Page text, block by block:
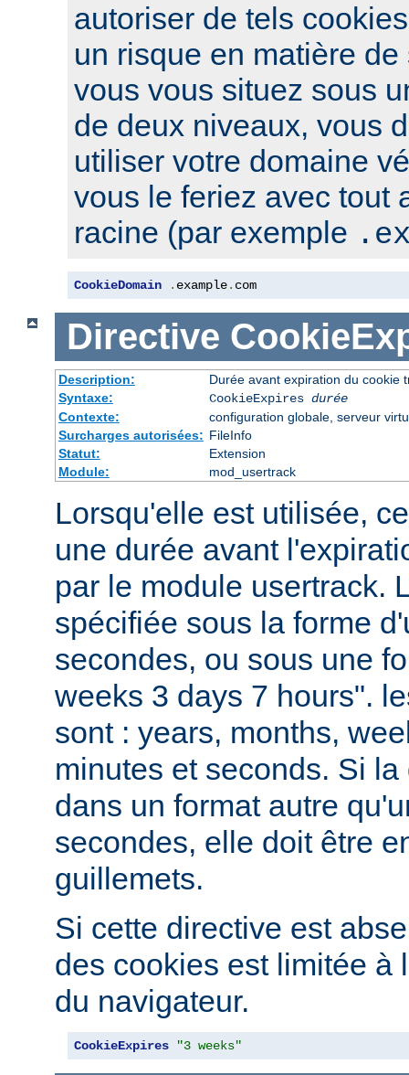
autoriser de tels
un risque en matière
vous vous situez sous
de deux niveaux, vous
utiliser votre domaine
vous le feriez avec tout
racine (par exemple
CookieDomain . example. com
Directive
Description:
Durée avant expiration du cookie
Syntaxe:
CookieExpires durée
Contexte:
configuration globale, serveur
Surcharges autorisées: FileInfo
Statut:
Extension
Module:
mod_usertrack
Lorsqu'elle est utilisée,
une durée avant
par le module usertrack.
spécifiée sous la forme
secondes, ou sous une
weeks 3 days 7 hours".
sont : years, months,
minutes et seconds. Si
dans un format autre
secondes, elle doit être
guillemets.
Si cette directive est
des cookies est limitée à
du navigateur.
CookieExpires "3 weeks"